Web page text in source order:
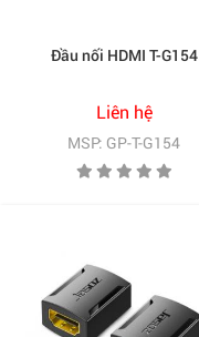
Đầu nối HDMI T-G154
Liên hệ
MSP: GP-T-G154